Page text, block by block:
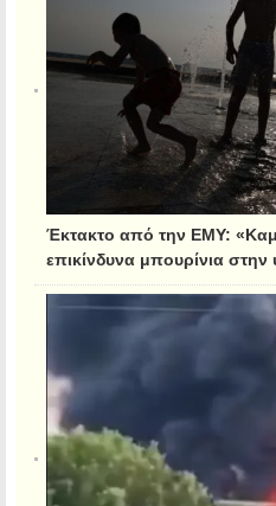
Έκτακτο από την ΕΜΥ:
επικίνδυνα μπουρίνια